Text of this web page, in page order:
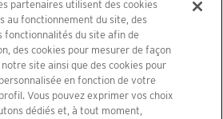
au Publicisdrugstore !
le restaurant et le cinéma. Contactez-nous :
de vente
Mentions légales
des Données Personnelles et Charte
Cookies
partenaires utilisent des cookies
au fonctionnement du site, des
fonctionnalités du site afin de
des cookies pour mesurer de façon
site ainsi que des cookies pour
en fonction de votre
Vous pouvez exprimer vos choix
dédiés et, à tout moment,